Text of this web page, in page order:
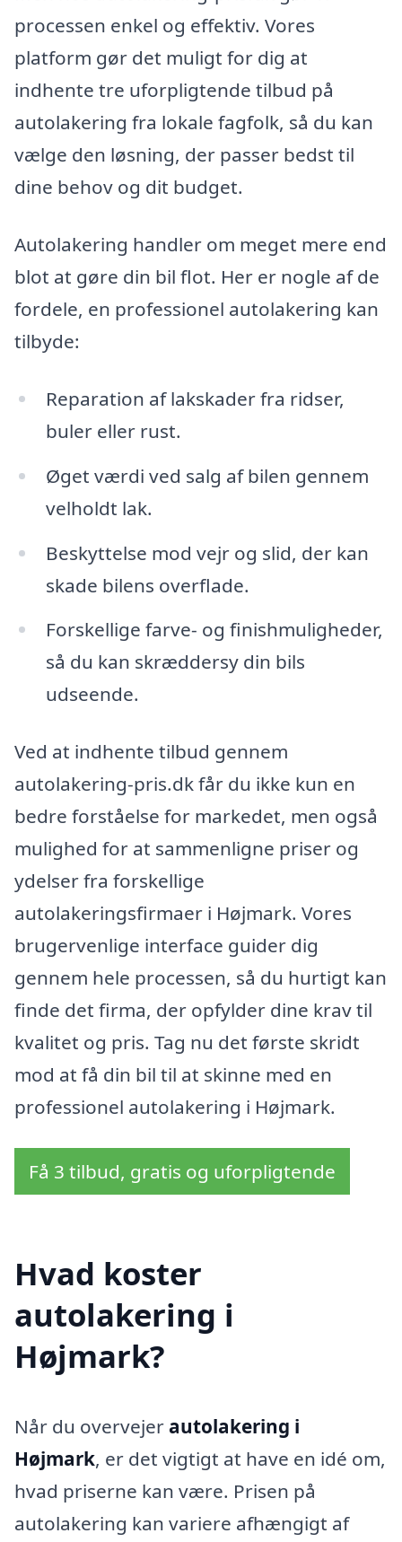
processen enkel og effektiv. Vores
platform gør det muligt for dig at
indhente tre uforpligtende tilbud på
autolakering fra lokale fagfolk, så du kan
vælge den løsning, der passer bedst til
dine behov og dit budget.
Autolakering handler om meget mere end
blot at gøre din bil flot. Her er nogle af de
fordele, en professionel autolakering kan
tilbyde:
Reparation af lakskader fra ridser,
buler eller rust.
Øget værdi ved salg af bilen gennem
velholdt lak.
Beskyttelse mod vejr og slid, der kan
skade bilens overflade.
Forskellige farve- og finishmuligheder,
så du kan skræddersy din bils
udseende.
Ved at indhente tilbud gennem
autolakering-pris.dk får du ikke kun en
bedre forståelse for markedet, men også
mulighed for at sammenligne priser og
ydelser fra forskellige
autolakeringsfirmaer i Højmark. Vores
brugervenlige interface guider dig
gennem hele processen, så du hurtigt kan
finde det firma, der opfylder dine krav til
kvalitet og pris. Tag nu det første skridt
mod at få din bil til at skinne med en
professionel autolakering i Højmark.
Få 3 tilbud, gratis og uforpligtende
Hvad koster
autolakering i
Højmark?
Når du overvejer autolakering i
Højmark, er det vigtigt at have en idé om,
hvad priserne kan være. Prisen på
autolakering kan variere afhængigt af